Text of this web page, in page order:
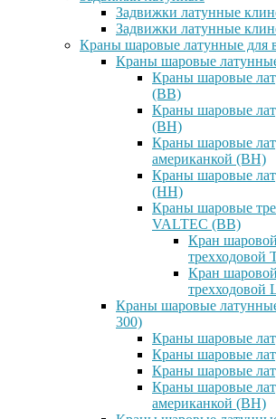
Задвижки латунные
Задвижки латунные
Краны шаровые латунные для
Краны шаровые
Краны шаровые
(ВВ)
Краны шаровые
(ВН)
Краны шаровые
американкой (ВН)
Краны шаровые
(НН)
Краны шаровые
VALTEC (ВВ)
Кран
трехходовой
Кран
трехходовой
Краны шаровые
300)
Краны шаровые
Краны шаровые
Краны шаровые
Краны шаровые
американкой (ВН)